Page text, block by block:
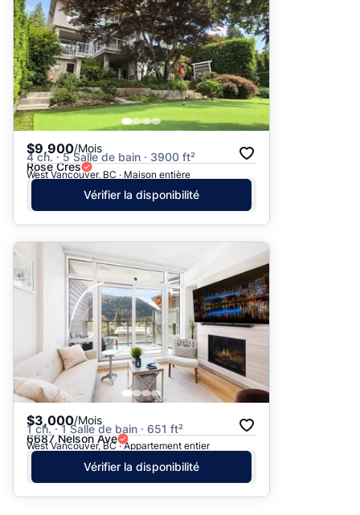
$9,900/Mois
4 ch. · 5 Salle de bain · 3900 ft²
Rose Cres
West Vancouver, BC · Maison entière
Vérifier la disponibilité
$3,000/Mois
1 ch. · 1 Salle de bain · 651 ft²
6687 Nelson Ave
West Vancouver, BC · Appartement entier
Vérifier la disponibilité